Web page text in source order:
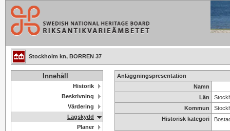
Stockholm kn, BORREN 37
Innehåll
Historik
Beskrivning
Värdering
Lagskydd
Planer
Anläggningspresentation
Namn
Län
Kommun
Historisk kategori